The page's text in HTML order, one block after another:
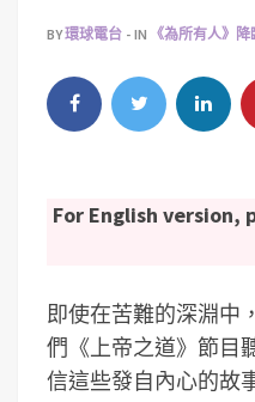
BY環球電台 IN 《為所有人》
For English
即使在苦難的深淵中
們《上帝之道》節目
信這些發自內心的故